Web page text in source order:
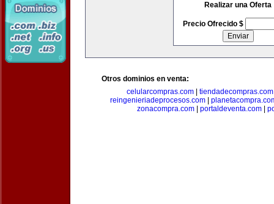
Realizar una Oferta
Precio Ofrecido $
Otros dominios en venta:
celularcompras.com| tiendadecompras.com
reingenieriadeprocesos.com|
zonacompra.com| portaldeventa.com|